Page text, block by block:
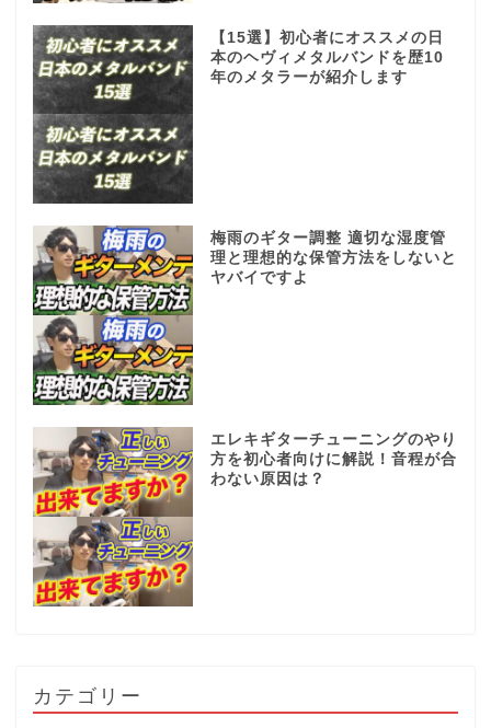
【15選】初心者にオススメの日
本のヘヴィメタルバンドを歴10
年のメタラーが紹介します
梅雨のギター調整 適切な湿度管
理と理想的な保管方法をしないと
ヤバイですよ
エレキギターチューニングのやり
方を初心者向けに解説！音程が合
わない原因は？
カテゴリー